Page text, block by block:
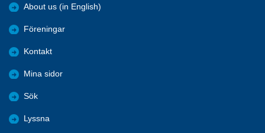
About us (in English)
Föreningar
Kontakt
Mina sidor
Sök
Lyssna